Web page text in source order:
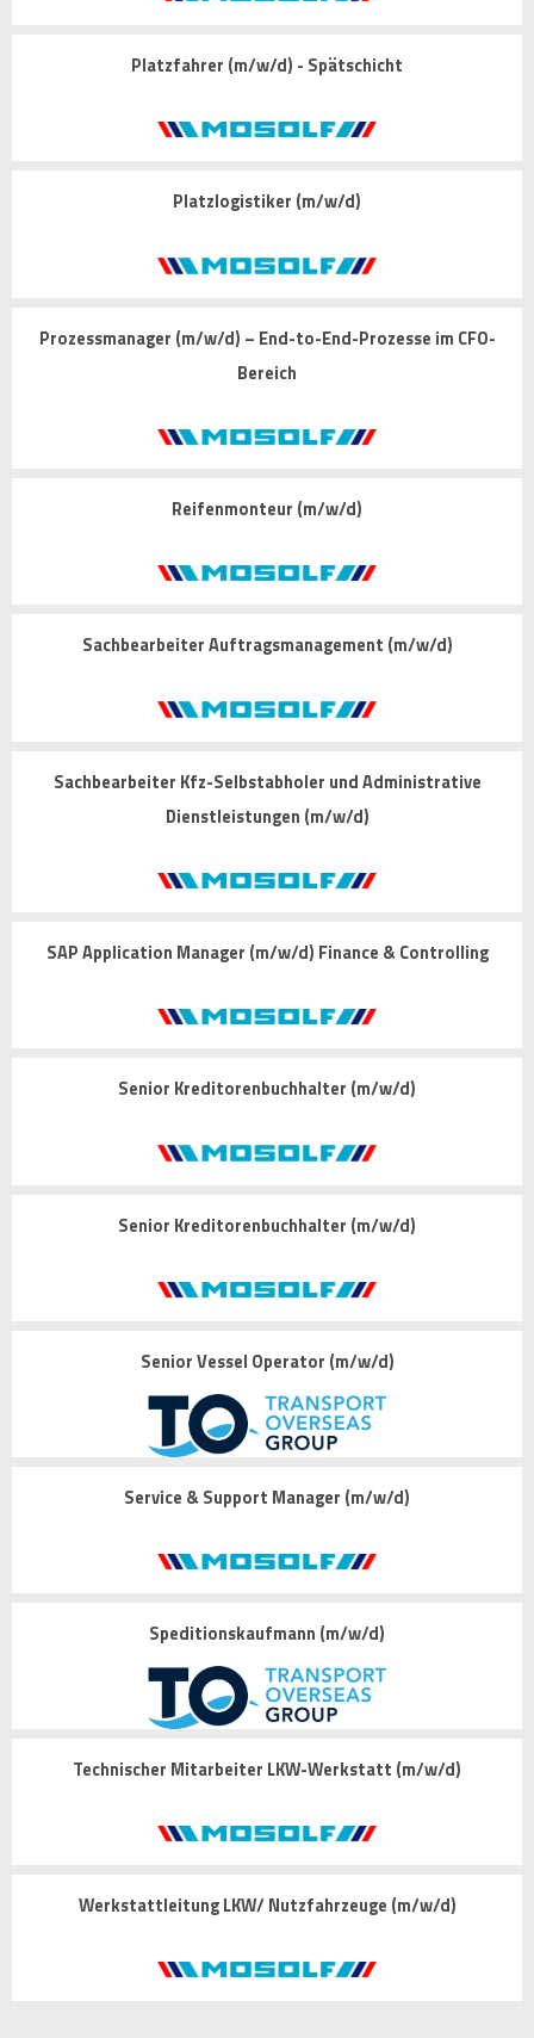
Platzfahrer (m/w/d) - Spätschicht
Platzlogistiker (m/w/d)
Prozessmanager (m/w/d) – End-to-End-Prozesse im CFO-
Bereich
Reifenmonteur (m/w/d)
Sachbearbeiter Auftragsmanagement (m/w/d)
Sachbearbeiter Kfz-Selbstabholer und Administrative
Dienstleistungen (m/w/d)
SAP Application Manager (m/w/d) Finance & Controlling
Senior Kreditorenbuchhalter (m/w/d)
Senior Kreditorenbuchhalter (m/w/d)
Senior Vessel Operator (m/w/d)
Service & Support Manager (m/w/d)
Speditionskaufmann (m/w/d)
Technischer Mitarbeiter LKW-Werkstatt (m/w/d)
Werkstattleitung LKW/ Nutzfahrzeuge (m/w/d)